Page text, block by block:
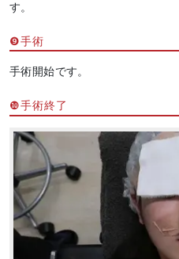
す。
❾手術
手術開始です。
❿手術終了